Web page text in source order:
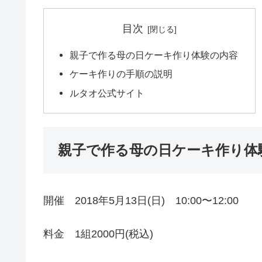
目次
親子で作る母の日ケーキ作り体験の内容
ケーキ作りの手順の説明
ルタオ公式サイト
親子で作る母の日ケーキ作り体
開催 2018年5月13日(日) 10:00〜12:00
料金 1組2000円(税込)